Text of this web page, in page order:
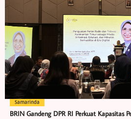
Samarinda
BRIN Gandeng DPR RI Perkuat Kapasitas